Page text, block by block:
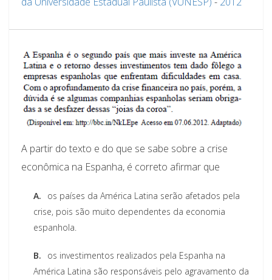
A partir do texto e do que se sabe sobre a crise
econômica na Espanha, é correto afirmar que
A.
os países da América Latina serão afetados pela
crise, pois são muito dependentes da economia
espanhola.
B.
os investimentos realizados pela Espanha na
América Latina são responsáveis pelo agravamento da